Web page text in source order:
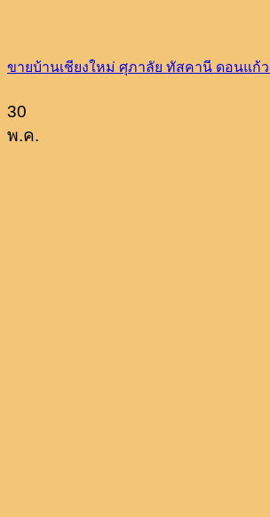
ขายบ้านเชียงใหม่ ศุภาลัย ทัสคานี ดอนแก้
30
พ.ค.